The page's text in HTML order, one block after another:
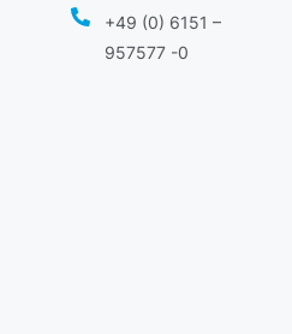
+49 (0) 6151 –
957577 -0